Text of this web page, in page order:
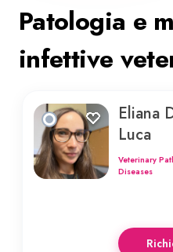
Patologia e
infettive
Eliana
Luca
Veterinary
Diseases